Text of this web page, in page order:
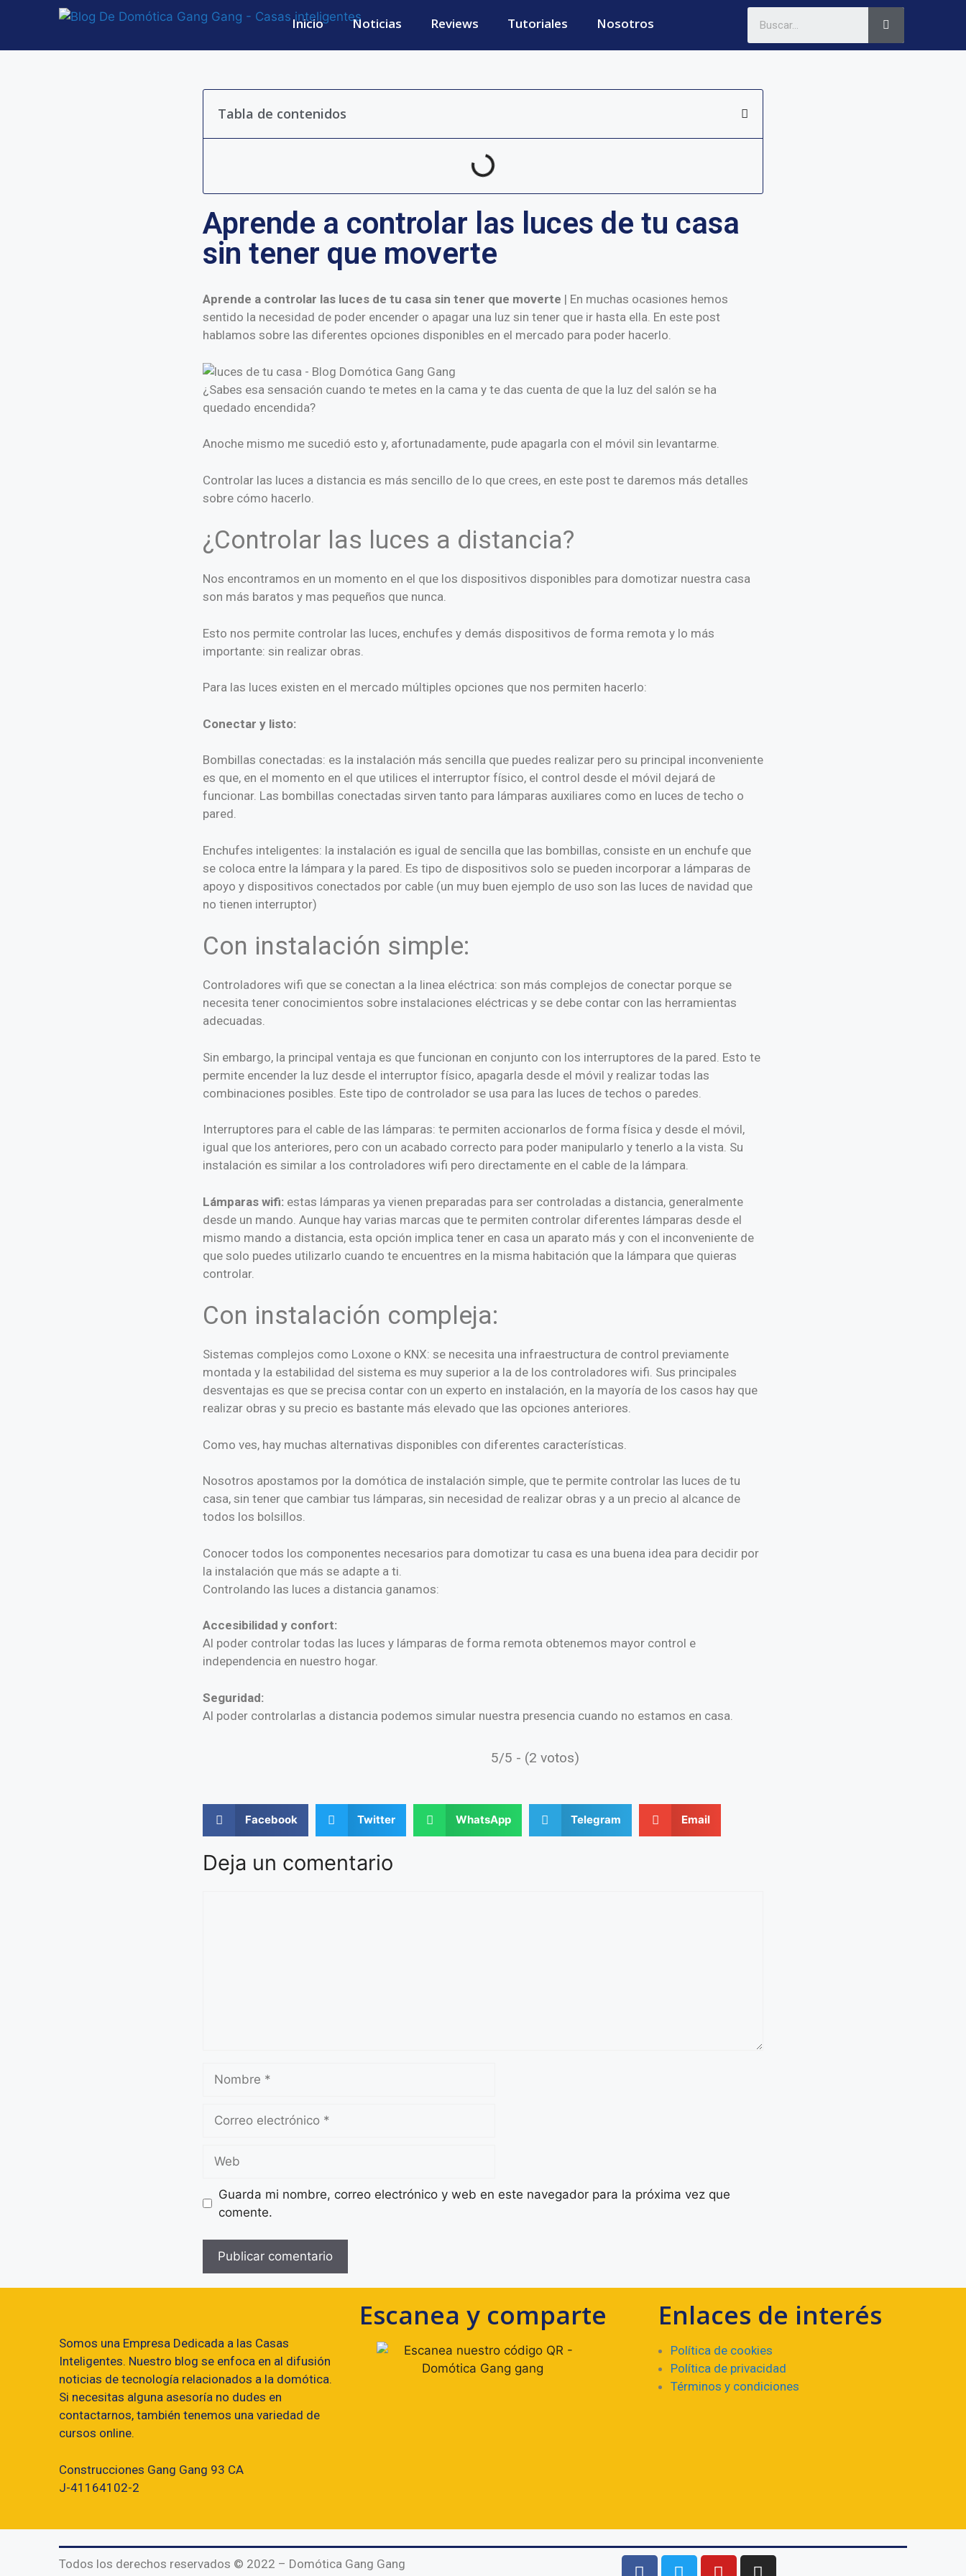
Inicio Noticias Reviews Tutoriales Nosotros
Tabla de contenidos
Aprende a controlar las luces de tu casa
sin tener que moverte
Aprende a controlar las luces de tu casa sin tener que moverte | En muchas ocasiones hemos
sentido la necesidad de poder encender o apagar una luz sin tener que ir hasta ella. En este post
hablamos sobre las diferentes opciones disponibles en el mercado para poder hacerlo.
¿Sabes esa sensación cuando te metes en la cama y te das cuenta de que la luz del salón se ha
quedado encendida?
Anoche mismo me sucedió esto y, afortunadamente, pude apagarla con el móvil sin levantarme.
Controlar las luces a distancia es más sencillo de lo que crees, en este post te daremos más detalles
sobre cómo hacerlo.
¿Controlar las luces a distancia?
Nos encontramos en un momento en el que los dispositivos disponibles para domotizar nuestra casa
son más baratos y mas pequeños que nunca.
Esto nos permite controlar las luces, enchufes y demás dispositivos de forma remota y lo más
importante: sin realizar obras.
Para las luces existen en el mercado múltiples opciones que nos permiten hacerlo:
Conectar y listo:
Bombillas conectadas: es la instalación más sencilla que puedes realizar pero su principal inconveniente
es que, en el momento en el que utilices el interruptor físico, el control desde el móvil dejará de
funcionar. Las bombillas conectadas sirven tanto para lámparas auxiliares como en luces de techo o
pared.
Enchufes inteligentes: la instalación es igual de sencilla que las bombillas, consiste en un enchufe que
se coloca entre la lámpara y la pared. Es tipo de dispositivos solo se pueden incorporar a lámparas de
apoyo y dispositivos conectados por cable (un muy buen ejemplo de uso son las luces de navidad que
no tienen interruptor)
Con instalación simple:
Controladores wifi que se conectan a la linea eléctrica: son más complejos de conectar porque se
necesita tener conocimientos sobre instalaciones eléctricas y se debe contar con las herramientas
adecuadas.
Sin embargo, la principal ventaja es que funcionan en conjunto con los interruptores de la pared. Esto te
permite encender la luz desde el interruptor físico, apagarla desde el móvil y realizar todas las
combinaciones posibles. Este tipo de controlador se usa para las luces de techos o paredes.
Interruptores para el cable de las lámparas: te permiten accionarlos de forma física y desde el móvil,
igual que los anteriores, pero con un acabado correcto para poder manipularlo y tenerlo a la vista. Su
instalación es similar a los controladores wifi pero directamente en el cable de la lámpara.
Lámparas wifi: estas lámparas ya vienen preparadas para ser controladas a distancia, generalmente
desde un mando. Aunque hay varias marcas que te permiten controlar diferentes lámparas desde el
mismo mando a distancia, esta opción implica tener en casa un aparato más y con el inconveniente de
que solo puedes utilizarlo cuando te encuentres en la misma habitación que la lámpara que quieras
controlar.
Con instalación compleja:
Sistemas complejos como Loxone o KNX: se necesita una infraestructura de control previamente
montada y la estabilidad del sistema es muy superior a la de los controladores wifi. Sus principales
desventajas es que se precisa contar con un experto en instalación, en la mayoría de los casos hay que
realizar obras y su precio es bastante más elevado que las opciones anteriores.
Como ves, hay muchas alternativas disponibles con diferentes características.
Nosotros apostamos por la domótica de instalación simple, que te permite controlar las luces de tu
casa, sin tener que cambiar tus lámparas, sin necesidad de realizar obras y a un precio al alcance de
todos los bolsillos.
Conocer todos los componentes necesarios para domotizar tu casa es una buena idea para decidir por
la instalación que más se adapte a ti.
Controlando las luces a distancia ganamos:
Accesibilidad y confort:
Al poder controlar todas las luces y lámparas de forma remota obtenemos mayor control e
independencia en nuestro hogar.
Seguridad:
Al poder controlarlas a distancia podemos simular nuestra presencia cuando no estamos en casa.
5/5 - (2 votos)
Facebook Twitter WhatsApp Telegram Email
Deja un comentario
Guarda mi nombre, correo electrónico y web en este navegador para la próxima vez que
comente.
Somos una Empresa Dedicada a las Casas
Inteligentes. Nuestro blog se enfoca en al difusión
noticias de tecnología relacionados a la domótica.
Si necesitas alguna asesoría no dudes en
contactarnos, también tenemos una variedad de
cursos online.
Construcciones Gang Gang 93 CA
J-41164102-2
Escanea y comparte Enlaces de interés
Política de cookies
Política de privacidad
Términos y condiciones
Todos los derechos reservados © 2022 – Domótica Gang Gang